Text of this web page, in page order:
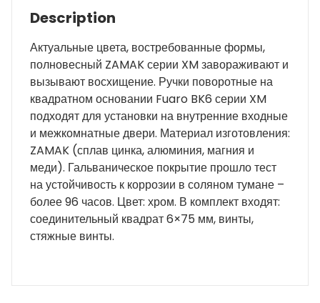
Description
Актуальные цвета, востребованные формы,
полновесный ZAMAK серии XM завораживают и
вызывают восхищение. Ручки поворотные на
квадратном основании Fuaro BK6 серии XM
подходят для установки на внутренние входные
и межкомнатные двери. Материал изготовления:
ZAMAK (сплав цинка, алюминия, магния и
меди). Гальваническое покрытие прошло тест
на устойчивость к коррозии в соляном тумане –
более 96 часов. Цвет: хром. В комплект входят:
соединительный квадрат 6×75 мм, винты,
стяжные винты.